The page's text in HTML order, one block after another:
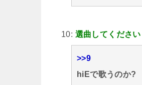
10: 選曲してください
>>9
hiEで歌うのか?